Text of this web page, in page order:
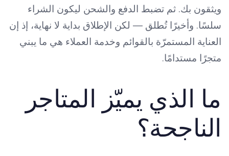
ويثقون بك. ثم تضبط الدفع والشحن ليكون الشراء
سلسًا. وأخيرًا تُطلق — لكن الإطلاق بداية لا نهاية، إذ إن
العناية المستمرّة بالقوائم وخدمة العملاء هي ما يبني
متجرًا مستدامًا.
ما الذي يميّز المتاجر
الناجحة؟